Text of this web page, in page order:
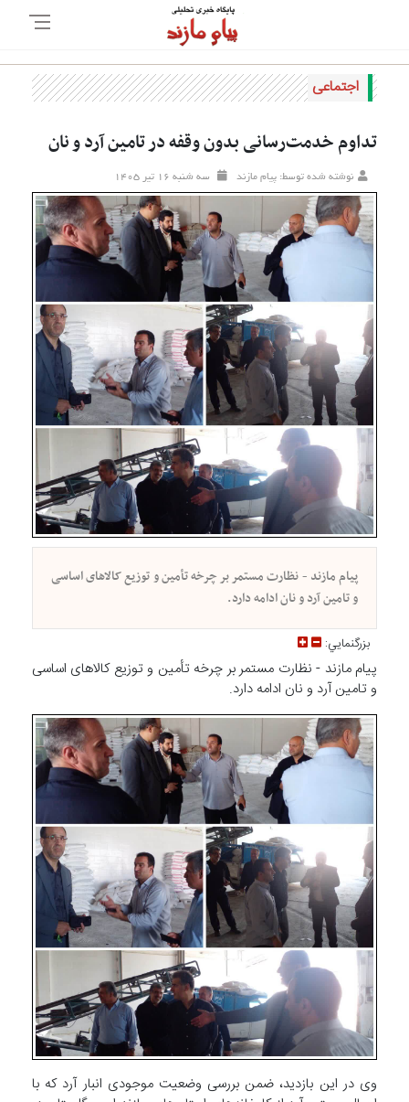
اجتماعی
تداوم خدمت‌رسانی بدون وقفه در تامین آرد و نان
نوشته شده توسط: پیام مازند سه شنبه ۱۶ تير ۱۴۰۵
پیام مازند - نظارت مستمر بر چرخه تأمین و توزیع کالا‌های اساسی
و تامین آرد و نان ادامه دارد.
بزرگنمايي:
پیام مازند - نظارت مستمر بر چرخه تأمین و توزیع کالا‌های اساسی
و تامین آرد و نان ادامه دارد.
وی در این بازدید، ضمن بررسی وضعیت موجودی انبار آرد که با